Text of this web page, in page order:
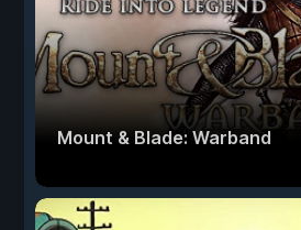
Mount & Blade: Warband